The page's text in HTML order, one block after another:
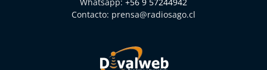
Contacto: prensa@radiosago.cl